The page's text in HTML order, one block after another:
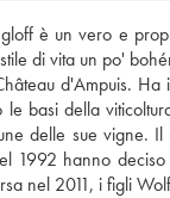
è un vero e
di vita un po'
d'Ampuis.
basi della
delle sue vigne.
1992 hanno
nel 2011, i figli